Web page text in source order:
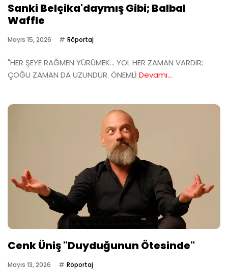
Sanki Belçika'daymış Gibi; Balbal
Waffle
Mayıs 15, 2026 Röportaj
"HER ŞEYE RAĞMEN YÜRÜMEK… YOL HER ZAMAN VARDIR;
ÇOĞU ZAMAN DA UZUNDUR. ÖNEMLİ Devamı...
Cenk Üniş "Duyduğunun Ötesinde"
Mayıs 13, 2026 Röportaj